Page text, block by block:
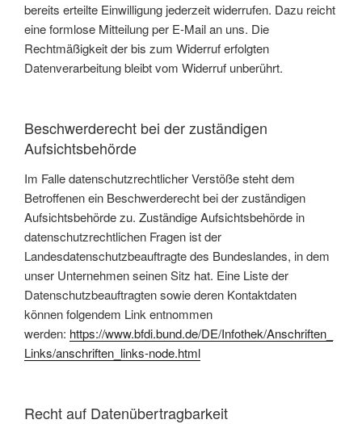
bereits erteilte Einwilligung jederzeit widerrufen. Dazu reicht
eine formlose Mitteilung per E-Mail an uns. Die
Rechtmäßigkeit der bis zum Widerruf erfolgten
Datenverarbeitung bleibt vom Widerruf unberührt.
Beschwerderecht bei der zuständigen
Aufsichtsbehörde
Im Falle datenschutzrechtlicher Verstöße steht dem
Betroffenen ein Beschwerderecht bei der zuständigen
Aufsichtsbehörde zu. Zuständige Aufsichtsbehörde in
datenschutzrechtlichen Fragen ist der
Landesdatenschutzbeauftragte des Bundeslandes, in dem
unser Unternehmen seinen Sitz hat. Eine Liste der
Datenschutzbeauftragten sowie deren Kontaktdaten
können folgendem Link entnommen
werden: https://www.bfdi.bund.de/DE/Infothek/Anschriften_
Links/anschriften_links-node.html
Recht auf Datenübertragbarkeit